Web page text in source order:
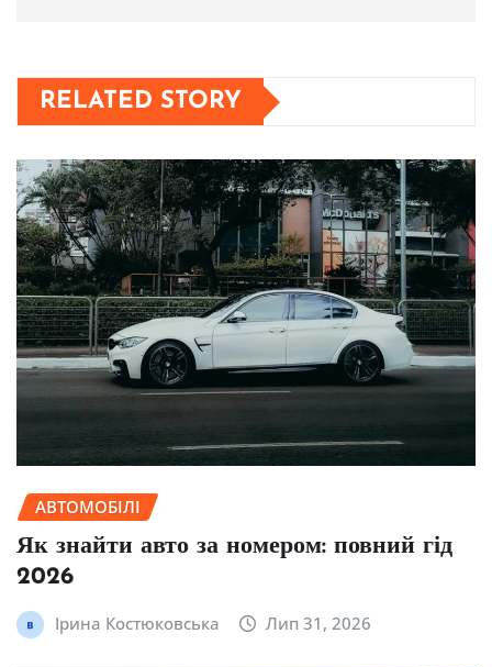
RELATED STORY
АВТОМОБІЛІ
Як знайти авто за номером: повний гід
2026
Ірина Костюковська Лип 31, 2026